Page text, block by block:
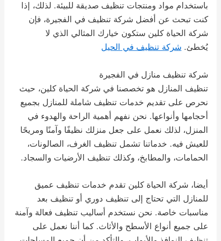
باستخدام مواد ومنتجات تنظيف صديقة للبيئة. لذلك، إذا
كنت تبحث عن أفضل شركة تنظيف في الفجيرة، فإن
شركة الحياة كلين ستكون خيارك المثالي الذي لا
يُخطئ. شركة تنظيف في الحيل
شركة تنظيف منازل في الفجيرة
تنظيف المنازل هو تخصصنا في شركة الحياة كلين، حيث
نحرص على تقديم خدمات تنظيف شاملة للمنازل بجميع
أحجامها وأنواعها. نحن نفهم أهمية الراحة والهدوء في
المنزل، لذلك نعمل على جعل منزلك نظيفًا وآمنًا ومريحًا
للعيش فيه. خدماتنا تشمل تنظيف الغرف، الصالونات،
الحمامات، والمطابخ، وكذلك تنظيف الأرضيات والسجاد.
أيضا، شركة الحياة كلين تقدم خدمات تنظيف عميق
للمنازل التي تحتاج إلى تنظيف دوري أو تنظيف بعد
مناسبات خاصة. نحن نستخدم أساليب تنظيف فعالة وآمنة
على جميع أنواع الأسطح والأثاث. كما أننا نعمل على